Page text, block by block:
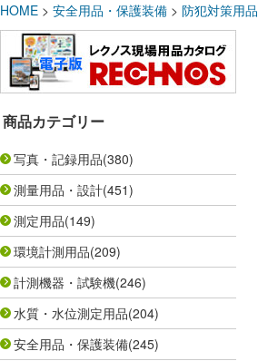
HOME > 安全用品・保護装備 > 防犯対策用品
商品カテゴリー
写真・記録用品(380)
測量用品・設計(451)
測定用品(149)
環境計測用品(209)
計測機器・試験機(246)
水質・水位測定用品(204)
安全用品・保護装備(245)